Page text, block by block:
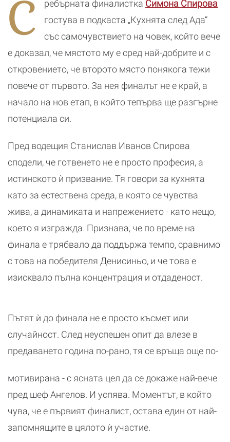
ожесточените
битки тази есен
тортата“
Рилския
манастир
С ребърната финалистка Симона Спирова
гостува в подкаста „Кухнята след Ада“
със самочувствието на човек, който вече
е доказал, че мястото му е сред най-добрите и с
откровението, че второто място понякога тежи
повече от първото. За нея финалът не е край, а
начало на нов етап, в който тепърва ще разгърне
потенциала си.
Пред водещия Станислав Иванов Спирова
сподели, че готвенето не е просто професия, а
истинското ѝ призвание. Тя говори за кухнята
като за естествена среда, в която се чувства
жива, а динамиката и напрежението - като нещо,
което я изгражда. Признава, че по време на
финала е трябвало да поддържа темпо, сравнимо
с това на победителя Денисиньо, и че това е
изисквало пълна концентрация и отдаденост.
Пътят ѝ до финала не е просто късмет или
случайност. След неуспешен опит да влезе в
предаването година по-рано, тя се връща още по-
мотивирана - с ясната цел да се докаже най-вече
пред шеф Ангелов. И успява. Моментът, в който
чува, че е първият финалист, остава един от най-
запомнящите в цялото ѝ участие.